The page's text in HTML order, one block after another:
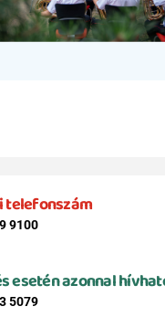
telefonszám
9100
esetén azonnal
5079